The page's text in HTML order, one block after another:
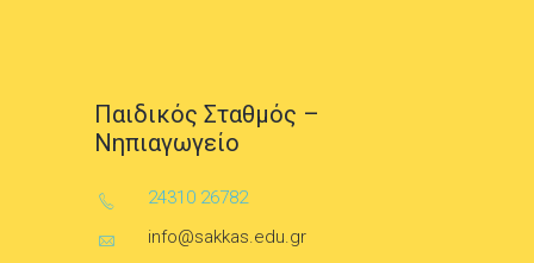
Παιδικός Σταθμός –
Νηπιαγωγείο
24310 26782
info@sakkas.edu.gr